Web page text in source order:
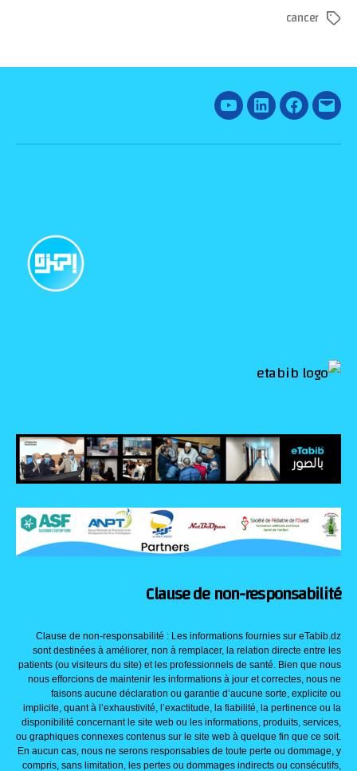
الوسومcancer
Email
Facebook
Linked
YouTube
Clause de non-responsabilité
Clause de non-responsabilité : Les informations fournies sur eTabib.dz
sont destinées à améliorer, non à remplacer, la relation directe entre les
patients (ou visiteurs du site) et les professionnels de santé. Bien que nous
nous efforcions de maintenir les informations à jour et correctes, nous ne
faisons aucune déclaration ou garantie d’aucune sorte, explicite ou
implicite, quant à l’exhaustivité, l’exactitude, la fiabilité, la pertinence ou la
disponibilité concernant le site web ou les informations, produits, services,
ou graphiques connexes contenus sur le site web à quelque fin que ce soit.
En aucun cas, nous ne serons responsables de toute perte ou dommage, y
compris, sans limitation, les pertes ou dommages indirects ou consécutifs,